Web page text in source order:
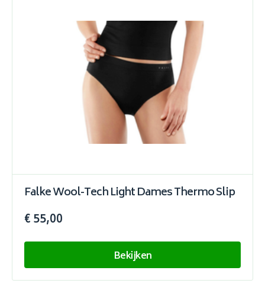
Falke Wool-Tech Light Dames Thermo Slip
€ 55,00
Bekijken